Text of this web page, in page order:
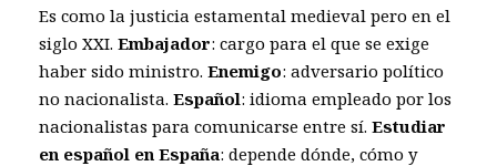
Es como la justicia estamental medieval pero en el
siglo XXI. Embajador: cargo para el que se exige
haber sido ministro. Enemigo: adversario político
no nacionalista. Español: idioma empleado por los
nacionalistas para comunicarse entre sí. Estudiar
en español en España: depende dónde, cómo y